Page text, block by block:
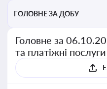
ГОЛОВНЕ ЗА ДОБУ
Головне за
та платіжні послуги